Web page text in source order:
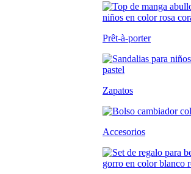
Prêt-à-porter
Zapatos
Accesorios